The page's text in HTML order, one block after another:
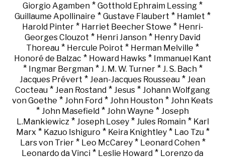
Giorgio Agamben * Gotthold Ephraim Lessing *
Guillaume Apollinaire * Gustave Flaubert * Hamlet *
Harold Pinter* Harriet Beecher Stowe * Henri-
Georges Clouzot * Henri Janson * Henry David
Thoreau * Hercule Poirot * Herman Melville *
Honoré de Balzac * Howard Hawks* Immanuel Kant
* Ingmar Bergman* J. M. W. Turner* J. S. Bach*
Jacques Prévert * Jean-Jacques Rousseau * Jean
Cocteau * Jean Rostand * Jesus * Johann Wolfgang
von Goethe * John Ford * John Houston * John Keats
* John Masefield * John Wayne * Joseph
L.Mankiewicz* Joseph Losey* Jules Romain* Karl
Marx * Kazuo Ishiguro * Keira Knightley* Lao Tzu*
Lars von Trier* Leo McCarey* Leonard Cohen*
Leonardo da Vinci * Leslie Howard * Lorenzo da